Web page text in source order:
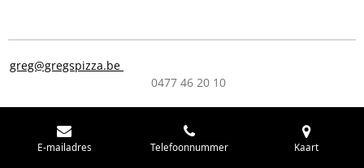
greg@gregspizza.be
0477 46 20 10
E-mailadres Telefoonnummer Kaart